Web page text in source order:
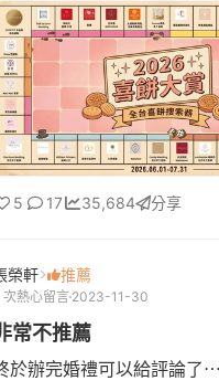
等你帶回家！---還有機...
5 17 35,684 分享
榮軒 推薦
次熱心留言 2023-11-30
常不推薦
於辦完婚禮可以給評論了